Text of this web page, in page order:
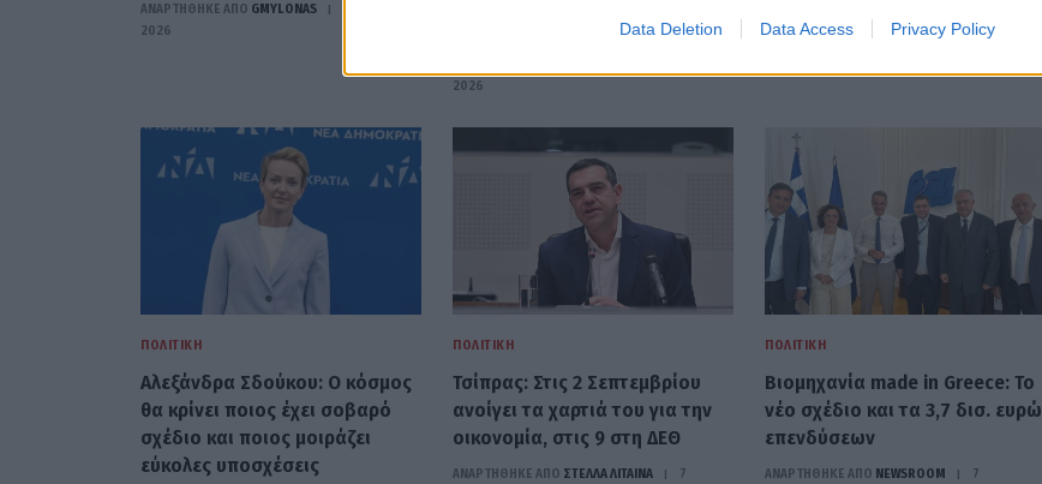
Data Deletion Data Access Privacy Policy
ΑΝΑΡΤΗΘΗΚΕ ΑΠΟ GMYLONAS
2026
2026
2026
ΠΟΛΙΤΙΚΉ
Αλεξάνδρα Σδούκου: Ο κόσμος
θα κρίνει ποιος έχει σοβαρό
σχέδιο και ποιος μοιράζει
εύκολες υποσχέσεις
ΠΟΛΙΤΙΚΉ
Τσίπρας: Στις 2 Σεπτεμβρίου
ανοίγει τα χαρτιά του για την
οικονομία, στις 9 στη ΔΕΘ
ΑΝΑΡΤΗΘΗΚΕ ΑΠΟ ΣΤΈΛΛΑ ΛΊΤΑΙΝΑ
7
ΠΟΛΙΤΙΚΉ
Βιομηχανία made in Greece: Το
νέο σχέδιο και τα 3,7 δισ. ευρώ
επενδύσεων
ΑΝΑΡΤΗΘΗΚΕ ΑΠΟ NEWSROOM
7